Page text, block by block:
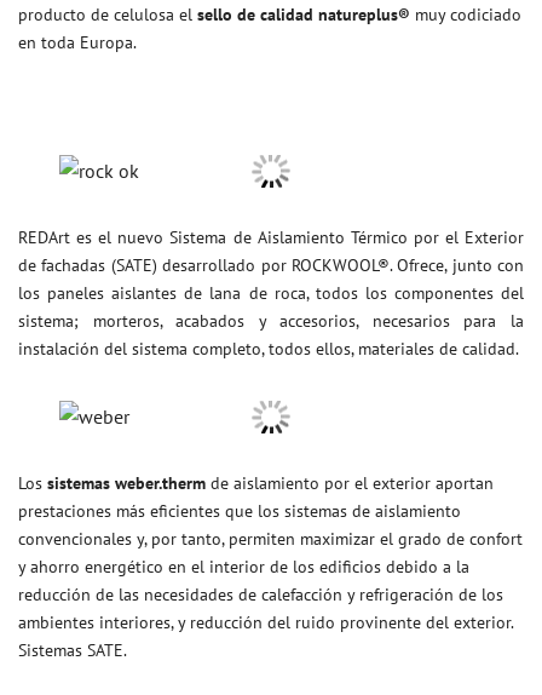
producto de celulosa el sello de calidad natureplus® muy codiciado
en toda Europa.
REDArt es el nuevo Sistema de Aislamiento Térmico por el Exterior
de fachadas (SATE) desarrollado por ROCKWOOL®. Ofrece, junto con
los paneles aislantes de lana de roca, todos los componentes del
sistema; morteros, acabados y accesorios, necesarios para la
instalación del sistema completo, todos ellos, materiales de calidad.
Los sistemas weber.therm de aislamiento por el exterior aportan
prestaciones más eficientes que los sistemas de aislamiento
convencionales y, por tanto, permiten maximizar el grado de confort
y ahorro energético en el interior de los edificios debido a la
reducción de las necesidades de calefacción y refrigeración de los
ambientes interiores, y reducción del ruido provinente del exterior.
Sistemas SATE.